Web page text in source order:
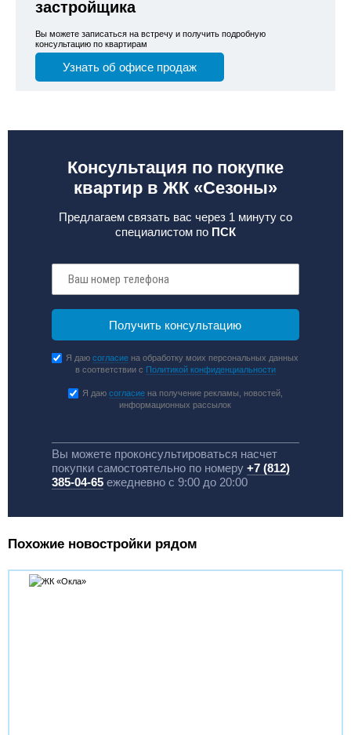
застройщика
Вы можете записаться на встречу и получить подробную
консультацию по квартирам
Узнать об офисе продаж
Консультация по покупке
квартир в ЖК «Сезоны»
Предлагаем связать вас через 1 минуту со
специалистом по ПСК
Я даюсогласие на обработку моих персональных данных
в соответствии с Политикой конфиденциальности
Я даю согласиена получение рекламы, новостей,
информационных рассылок
Вы можете проконсультироваться насчет
покупки самостоятельно по номеру +7 (812)
385-04-65ежедневно с 9:00 до 20:00
Похожие новостройки рядом